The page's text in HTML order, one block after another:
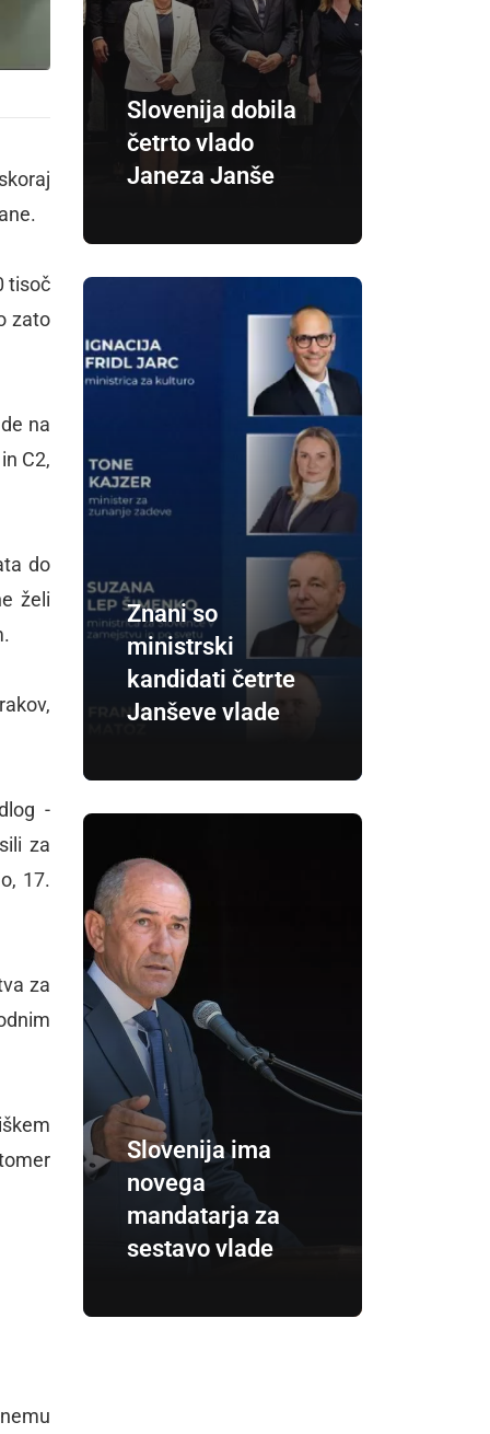
tisoč
zato
na
C2,
do
želi
-
za
17.
za
Slovenija dobila
četrto vlado
Janeza Janše
Znani so
ministrski
kandidati četrte
Janševe vlade
Slovenija ima
novega
mandatarja za
sestavo vlade